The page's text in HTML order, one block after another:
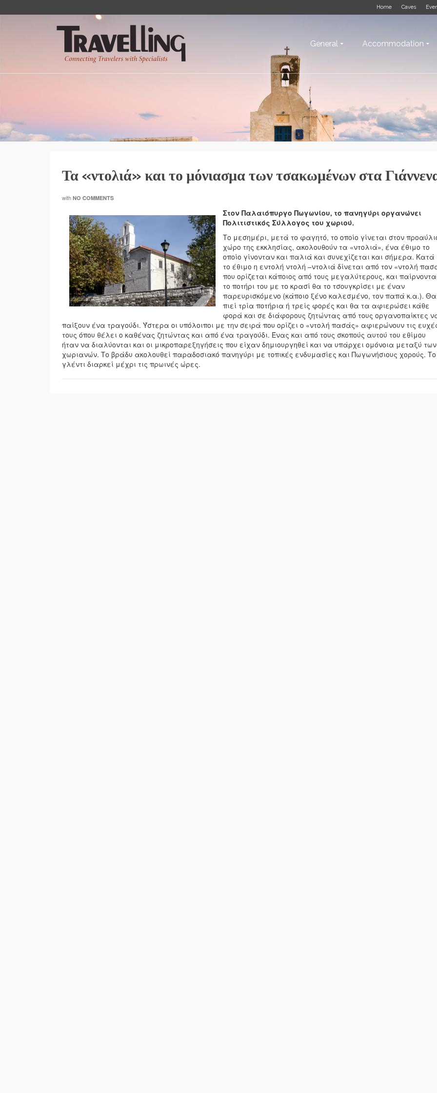
Home Caves
General Accommodation
Τα «ντολιά» και το μόνιασμα των τσακωμένων στα
with NO COMMENTS
Στον Παλαιόπυργο Πωγωνίου, το πανηγύρι οργανώνει
Πολιτιστικός Σύλλογος του χωριού.
Το μεσημέρι, μετά το φαγητό, το οποίο γίνεται στον
χώρο της εκκλησίας, ακολουθούν τα «ντολιά», ένα έθιμο το
οποίο γίνονταν και παλιά και συνεχίζεται και σήμερα. Κατά
το έθιμο η εντολή ντολή –ντολιά δίνεται από τον «ντολή
που ορίζεται κάποιος από τους μεγαλύτερους, και
το ποτήρι του με το κρασί θα το τσουγκρίσει με έναν
παρευρισκόμενο (κάποιο ξένο καλεσμένο, τον παπά κ.α.). Θα
πιεί τρία ποτήρια ή τρείς φορές και θα τα αφιερώσει κάθε
φορά και σε διάφορους ζητώντας από τους οργανοπαίκτες
παίξουν ένα τραγούδι. Ύστερα οι υπόλοιποι με την σειρά που ορίζει ο «ντολή πασάς» αφιερώνουν τις
τους όπου θέλει ο καθένας ζητώντας και από ένα τραγούδι. Ένας και από τους σκοπούς αυτού του εθίμου
ήταν να διαλύονται και οι μικροπαρεξηγήσεις που είχαν δημιουργηθεί και να υπάρχει ομόνοια μεταξύ των
χωριανών. Το βράδυ ακολουθεί παραδοσιακό πανηγύρι με τοπικές ενδυμασίες και Πωγωνήσιους χορούς. Το
γλέντι διαρκεί μέχρι τις πρωινές ώρες.